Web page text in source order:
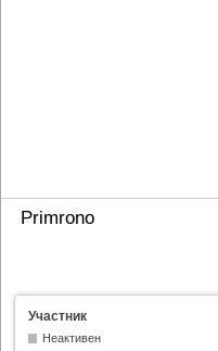
Primrono
Участник
Неактивен